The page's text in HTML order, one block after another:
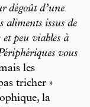
dégoût d’une
aliments issus de
peu viables à
vous
les
tricher »
la